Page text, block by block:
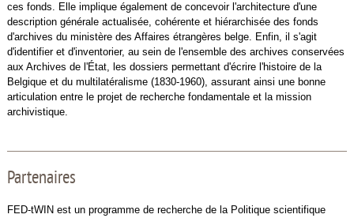
ces fonds. Elle implique également de concevoir l'architecture d'une
description générale actualisée, cohérente et hiérarchisée des fonds
d'archives du ministère des Affaires étrangères belge. Enfin, il s'agit
d'identifier et d'inventorier, au sein de l'ensemble des archives conservées
aux Archives de l'État, les dossiers permettant d'écrire l'histoire de la
Belgique et du multilatéralisme (1830-1960), assurant ainsi une bonne
articulation entre le projet de recherche fondamentale et la mission
archivistique.
Partenaires
FED-tWIN est un programme de recherche de la Politique scientifique